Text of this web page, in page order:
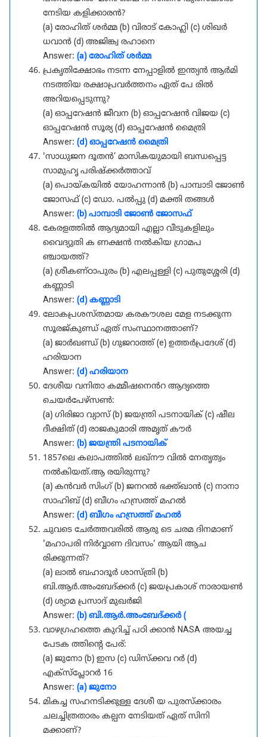
നേടിയ കളിക്കാരൻ?
(a) രോഹിത് ശർമ്മ (b) വിരാട് കോഹ്ലി (c) ശിഖർ
ധവാൻ (d) അജിങ്ക്വ രഹാനെ
Answer: (a) രോഹിത് ശർമ്മ
പ്രകൃതിക്ഷോഭം നടന്ന നേപ്പാളിൽ ഇന്ത്യൻ ആർമി
നടത്തിയ രക്ഷാപ്രവർത്തനം ഏത് പേ രിൽ
അറിയപ്പെടുന്നു?
(a) ഓപ്പറേഷൻ ജീവന (b) ഓപ്പറേഷൻ വിജയ (c)
ഓപ്പറേഷൻ സൂര്യ (d) ഓപ്പറേഷൻ മൈത്രി
Answer: (d) ഓപ്പറേഷൻ മൈത്രി
'സാധുജന ദൂതൻ’ മാസികയുമായി ബന്ധപ്പെട്ട
സാമുഹൃ പരിഷ്ക്കർത്താവ്
(a) പൊയ്കയിൽ യോഹന്നാൻ (b) പാമ്പാടി ജോൺ
ജോസഫ് (c) ഡോ. പൽപ്പു (d) മക്തി തങ്ങൾ
Answer: (b) പാമ്പാടി ജോൺ ജോസഫ്
കേരളത്തിൽ ആദ്യമായി എല്ലാ വീടുകളിലും
വൈദ്യുതി ക ണക്ഷൻ നൽകിയ ഗ്രാമപ
ഞ്ചായത്ത്?
(a) ശ്രീകണ്ഠാപുരം (b) എലപ്പള്ളി (c) പുതുശ്ശേരി (d)
കണ്ണാടി
Answer: (d) കണ്ണാടി
ലോകപ്രശസ്തമായ കരകൗശല മേള നടക്കുന്ന
സൂരജ്കുണ്ഡ് ഏത് സംസ്ഥാനത്താണ്?
(a) ജാർഖണ്ഡ് (b) ഗുജറാത്ത് (e) ഉത്തർപ്രദേശ് (d)
ഹരിയാന
Answer: (d) ഹരിയാന
ദേശീയ വനിതാ കമ്മീഷനെൻറ ആദ്യത്തെ
ചെയർപേഴ്സൺ:
(a) ഗിരിജാ വ്യാസ് (b) ജയന്ത്രി പടനായിക് (c) ഷീല
ദീക്ഷിത് (d) രാജകുമാരി അമൃത് കൗർ
Answer: (b) ജയന്ത്രി പടനായിക്
1857ലെ കലാപത്തിൽ ലഖ്നൗ വിൽ നേതൃത്വം
നൽകിയത്.ആ രയിരുന്നു?
(a) കൻവർ സിംഗ് (b) ജനറൽ ഭക്ത്ഖാൻ (c) നാനാ
സാഹിബ് (d) ബീഗം ഹസ്രത്ത് മഹൽ
Answer: (d) ബീഗം ഹസ്രത്ത് മഹൽ
ചുവടെ ചേർത്തവരിൽ ആരു ടെ ചരമ ദിനമാണ്
'മഹാപരി നിർവ്വാണ ദിവസം' ആയി ആച
രിക്കുന്നത്?
(a) ലാൽ ബഹാദൂർ ശാസ്ത്രി (b)
ബി.ആർ.അംബേദ്ക്കർ (c) ജയപ്രകാശ് നാരായൺ
(d) ശ്യാമ പ്രസാദ് മുഖർജി
Answer: (b) ബി.ആർ.അംബേദ്ക്കർ (
വാഴഗ്രഹത്തെ കുറിച്ച് പഠി ക്കാൻ NASA അയച്ച
പേടക ത്തിന്റെ പേര്:
(a) ജുനോ (b) ഇസ (c) ഡിസ്ക്കവ റർ (d)
എക്സ്പ്ലോറർ 16
Answer: (a) ജുനോ
മികച്ച സഹനടിക്കുള്ള ദേശീ യ പുരസ്ക്കാരം
ചലച്ചിത്രതാരം കല്പന നേടിയത് ഏത് സിനി
മക്കാണ്?